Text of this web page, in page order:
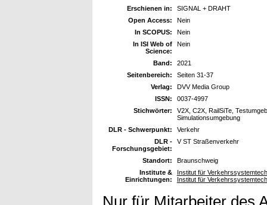
Erschienen in:
SIGNAL + DRAHT
Open Access:
Nein
In SCOPUS:
Nein
In ISI Web of
Science:
Nein
Band:
2021
Seitenbereich:
Seiten 31-37
Verlag:
DVV Media Group
ISSN:
0037-4997
Stichwörter:
V2X, C2X, RailSiTe,
Simulationsumgebung
DLR - Schwerpunkt:
Verkehr
DLR -
Forschungsgebiet:
V ST Straßenverkehr
Standort:
Braunschweig
Institute &
Einrichtungen:
Institut für
Institut für